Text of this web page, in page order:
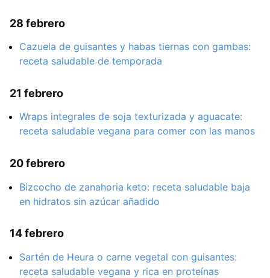
28 febrero
Cazuela de guisantes y habas tiernas con gambas:
receta saludable de temporada
21 febrero
Wraps integrales de soja texturizada y aguacate:
receta saludable vegana para comer con las manos
20 febrero
Bizcocho de zanahoria keto: receta saludable baja
en hidratos sin azúcar añadido
14 febrero
Sartén de Heura o carne vegetal con guisantes:
receta saludable vegana y rica en proteínas